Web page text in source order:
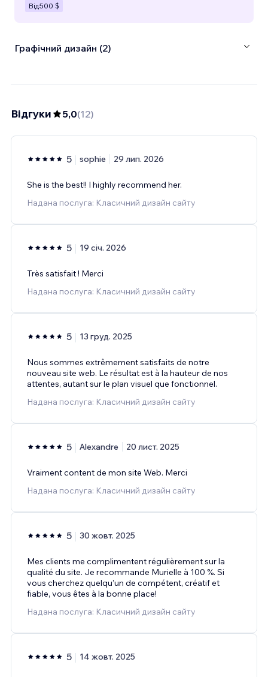
Від500 $
Графічний дизайн (2)
Відгуки 5,0(12)
5 sophie 29 лип. 2026
She is the best!! I highly recommend her.
Надана послуга: Класичний дизайн сайту
5 19 січ. 2026
Très satisfait ! Merci
Надана послуга: Класичний дизайн сайту
5 13 груд. 2025
Nous sommes extrêmement satisfaits de notre
nouveau site web. Le résultat est à la hauteur de nos
attentes, autant sur le plan visuel que fonctionnel.
Надана послуга: Класичний дизайн сайту
5 Alexandre 20 лист. 2025
Vraiment content de mon site Web. Merci
Надана послуга: Класичний дизайн сайту
5 30 жовт. 2025
Mes clients me complimentent régulièrement sur la
qualité du site. Je recommande Murielle à 100 %. Si
vous cherchez quelqu’un de compétent, créatif et
fiable, vous êtes à la bonne place!
Надана послуга: Класичний дизайн сайту
5 14 жовт. 2025